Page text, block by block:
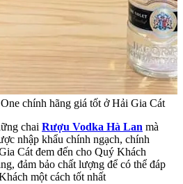
chính hãng giá tốt ở Hải Gia Cát
chai Rượu Vodka Hà Lan mà
nhập khẩu chính ngạch, chính
Cát đem đến cho Quý Khách
đảm bảo chất lượng để có thể đáp
một cách tốt nhất